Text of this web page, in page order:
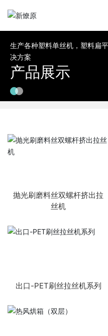
产品展示
生产各种塑料单丝机，塑料扁
决方案
抛光刷磨料丝双螺杆挤出拉
丝机
出口-PET刷丝拉丝机系列